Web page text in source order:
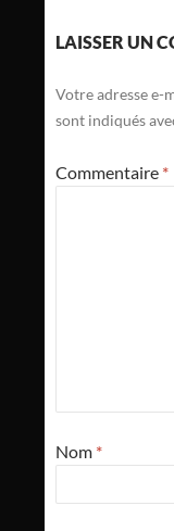
LAISSER UN
Votre adresse e-
sont indiqués
Commentaire *
Nom *